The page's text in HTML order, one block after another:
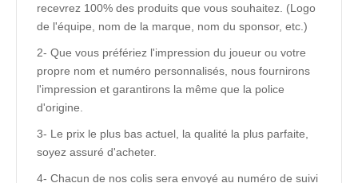
recevrez 100% des produits que vous souhaitez. (Logo
de l'équipe, nom de la marque, nom du sponsor, etc.)
2- Que vous préfériez l'impression du joueur ou votre
propre nom et numéro personnalisés, nous fournirons
l'impression et garantirons la même que la police
d'origine.
3- Le prix le plus bas actuel, la qualité la plus parfaite,
soyez assuré d'acheter.
4- Chacun de nos colis sera envoyé au numéro de suivi